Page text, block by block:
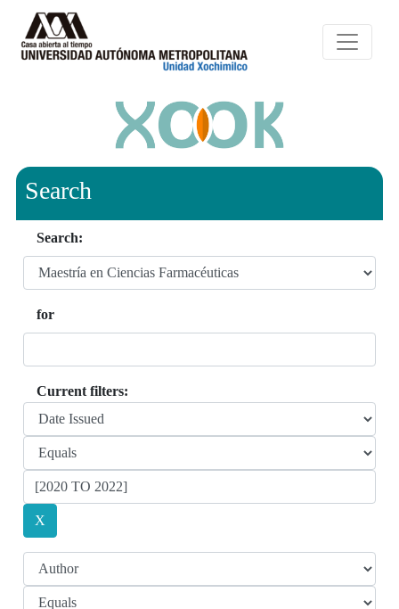
Search
Search:
for
Current filters: